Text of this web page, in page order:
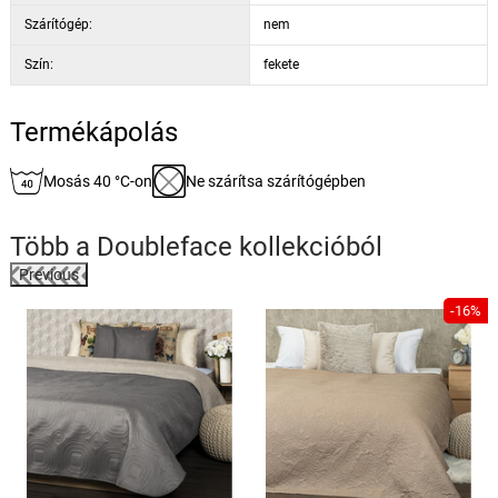
Szárítógép: nem
Szín: fekete
Termékápolás
Mosás 40 °C-on Ne szárítsa szárítógépben
Több a Doubleface kollekcióból
Previous
-16%